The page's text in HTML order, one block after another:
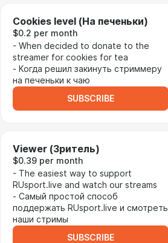
Сookies level (На печеньки)
$0.2 per month
- When decided to donate to the
streamer for cookies for tea
- Когда решил закинуть стриммеру
на печеньки к чаю
SUBSCRIBE
Viewer (Зритель)
$0.39 per month
- The easiest way to support
RUsport.live and watch our streams
- Самый простой способ
поддержать RUsport.live и смотреть
наши стримы
SUBSCRIBE